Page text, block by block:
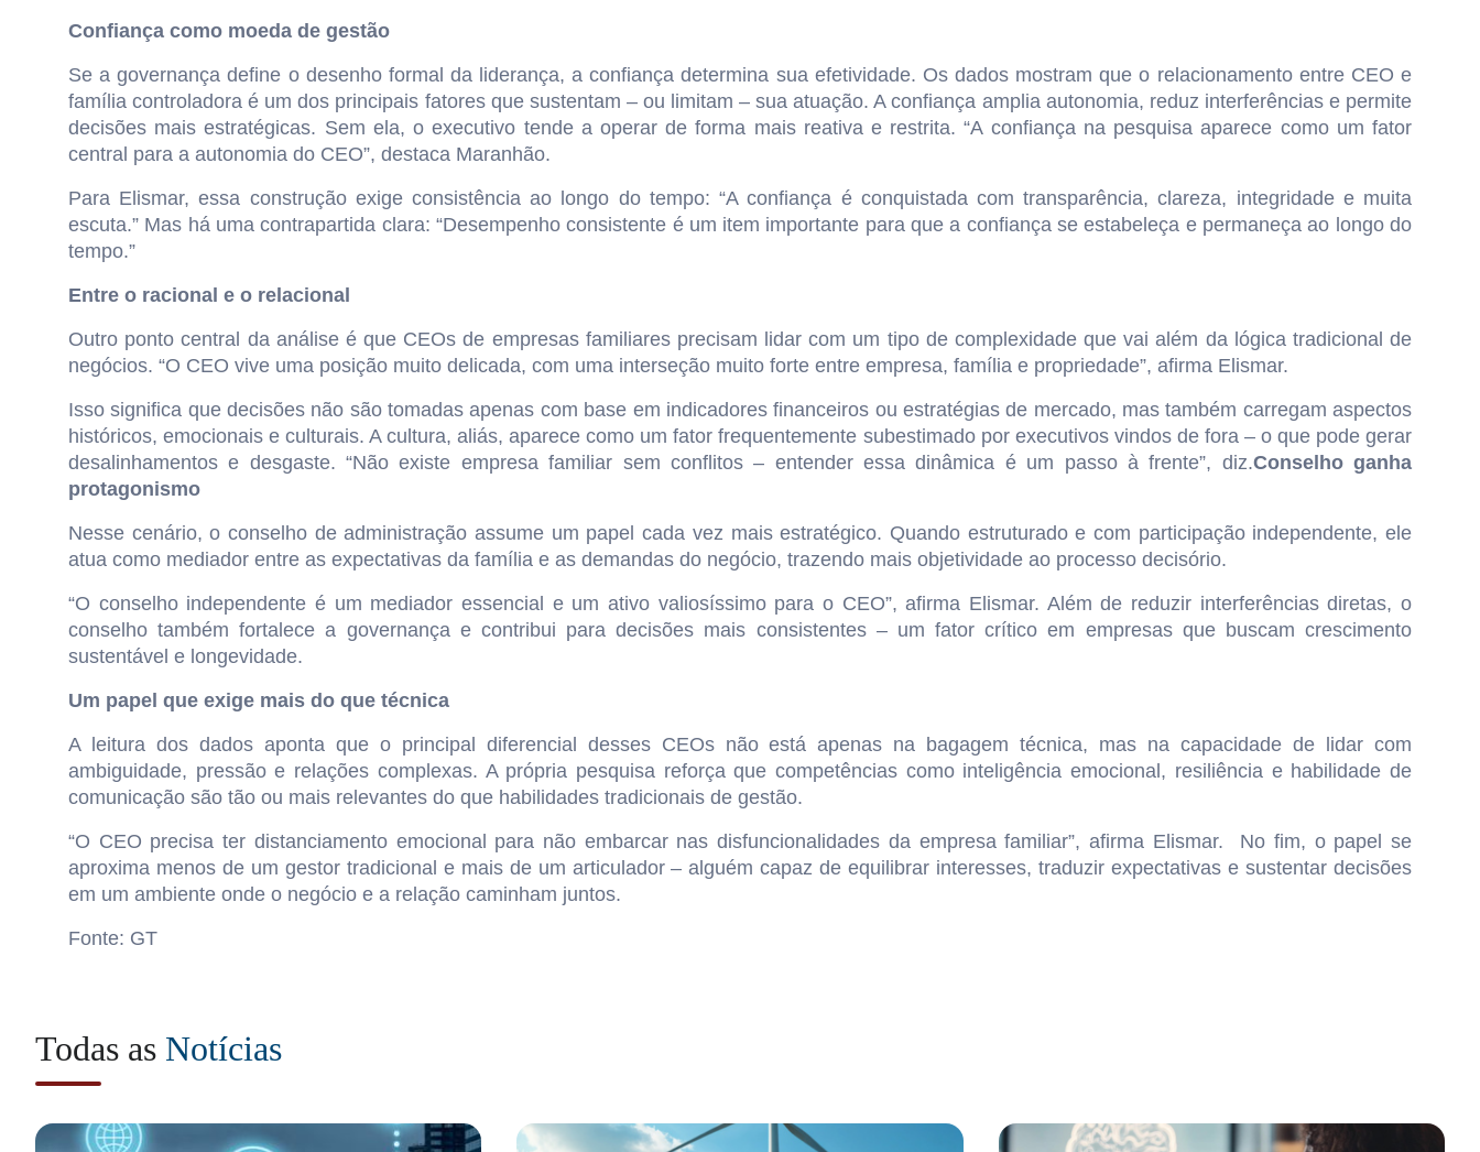
Confiança como moeda de gestão
Se a governança define o desenho formal da liderança, a confiança determina sua efetividade. Os dados mostram que o relacionamento entre CEO e
família controladora é um dos principais fatores que sustentam – ou limitam – sua atuação. A confiança amplia autonomia, reduz interferências e permite
decisões mais estratégicas. Sem ela, o executivo tende a operar de forma mais reativa e restrita. “A confiança na pesquisa aparece como um fator
central para a autonomia do CEO”, destaca Maranhão.
Para Elismar, essa construção exige consistência ao longo do tempo: “A confiança é conquistada com transparência, clareza, integridade e muita
escuta.” Mas há uma contrapartida clara: “Desempenho consistente é um item importante para que a confiança se estabeleça e permaneça ao longo do
tempo.”
Entre o racional e o relacional
Outro ponto central da análise é que CEOs de empresas familiares precisam lidar com um tipo de complexidade que vai além da lógica tradicional de
negócios. “O CEO vive uma posição muito delicada, com uma interseção muito forte entre empresa, família e propriedade”, afirma Elismar.
Isso significa que decisões não são tomadas apenas com base em indicadores financeiros ou estratégias de mercado, mas também carregam aspectos
históricos, emocionais e culturais. A cultura, aliás, aparece como um fator frequentemente subestimado por executivos vindos de fora – o que pode gerar
desalinhamentos e desgaste. “Não existe empresa familiar sem conflitos – entender essa dinâmica é um passo à frente”, diz.Conselho ganha
protagonismo
Nesse cenário, o conselho de administração assume um papel cada vez mais estratégico. Quando estruturado e com participação independente, ele
atua como mediador entre as expectativas da família e as demandas do negócio, trazendo mais objetividade ao processo decisório.
“O conselho independente é um mediador essencial e um ativo valiosíssimo para o CEO”, afirma Elismar. Além de reduzir interferências diretas, o
conselho também fortalece a governança e contribui para decisões mais consistentes – um fator crítico em empresas que buscam crescimento
sustentável e longevidade.
Um papel que exige mais do que técnica
A leitura dos dados aponta que o principal diferencial desses CEOs não está apenas na bagagem técnica, mas na capacidade de lidar com
ambiguidade, pressão e relações complexas. A própria pesquisa reforça que competências como inteligência emocional, resiliência e habilidade de
comunicação são tão ou mais relevantes do que habilidades tradicionais de gestão.
“O CEO precisa ter distanciamento emocional para não embarcar nas disfuncionalidades da empresa familiar”, afirma Elismar. No fim, o papel se
aproxima menos de um gestor tradicional e mais de um articulador – alguém capaz de equilibrar interesses, traduzir expectativas e sustentar decisões
em um ambiente onde o negócio e a relação caminham juntos.
Fonte: GT
Todas as Notícias